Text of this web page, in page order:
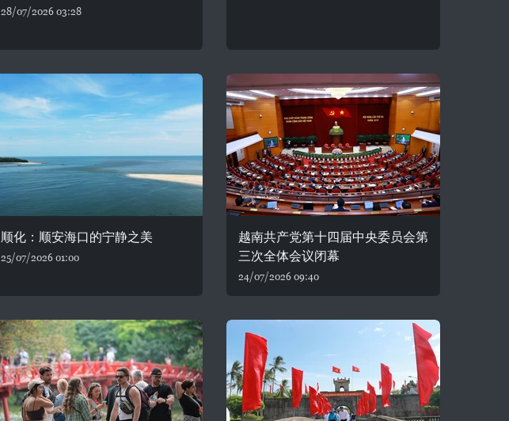
28/07/2026 03:28
顺化：顺安海口的宁静之美
25/07/2026 01:00
越南共产党第十四届中央委员会第
三次全体会议闭幕
24/07/2026 09:40